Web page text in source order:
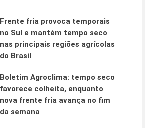
Frente fria provoca temporais
no Sul e mantém tempo seco
nas principais regiões agrícolas
do Brasil
Boletim Agroclima: tempo seco
favorece colheita, enquanto
nova frente fria avança no fim
da semana